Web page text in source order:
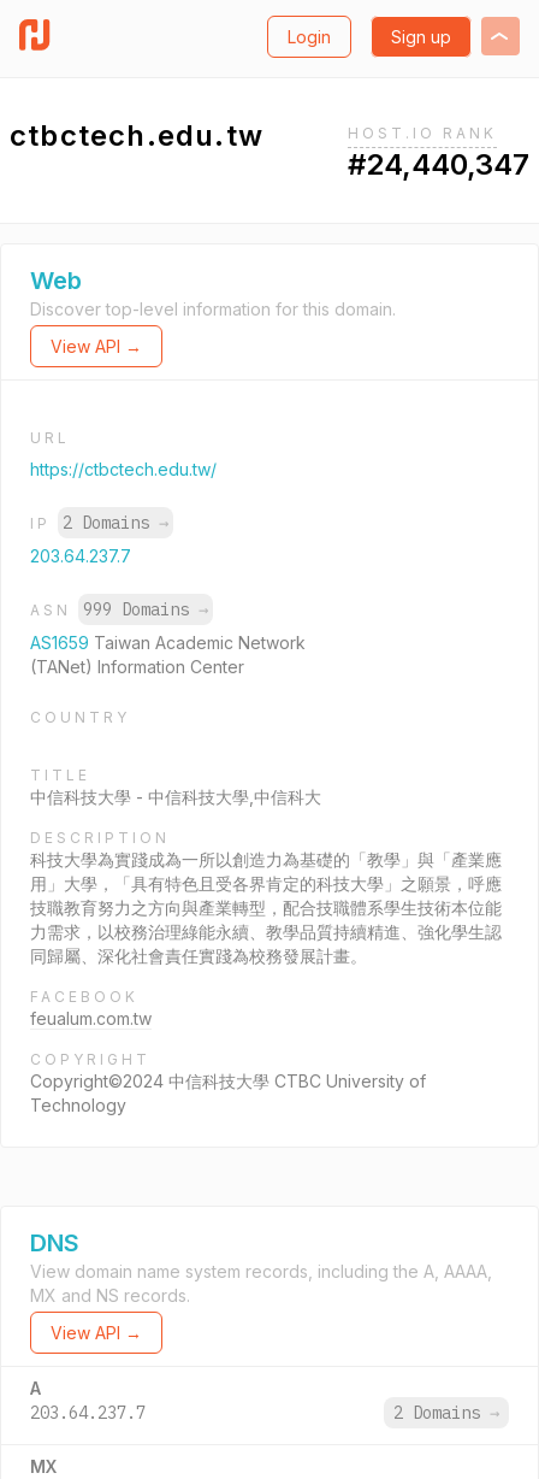
Login Sign up
ctbctech.edu.tw HOST.IO RANK
#24,440,347
Web
Discover top-level information for this domain.
View API →
URL
https://ctbctech.edu.tw/
IP 2 Domains →
203.64.237.7
ASN 999 Domains →
AS1659 Taiwan Academic Network
(TANet) Information Center
COUNTRY
TITLE
中信科技大學 - 中信科技大學,中信科大
DESCRIPTION
科技大學為實踐成為一所以創造力為基礎的「教學」與「產業應
用」大學，「具有特色且受各界肯定的科技大學」之願景，呼應
技職教育努力之方向與產業轉型，配合技職體系學生技術本位能
力需求，以校務治理綠能永續、教學品質持續精進、強化學生認
同歸屬、深化社會責任實踐為校務發展計畫。
FACEBOOK
feualum.com.tw
COPYRIGHT
Copyright©2024 中信科技大學 CTBC University of
Technology
DNS
View domain name system records, including the A, AAAA,
MX and NS records.
View API →
A
203.64.237.7 2 Domains →
MX